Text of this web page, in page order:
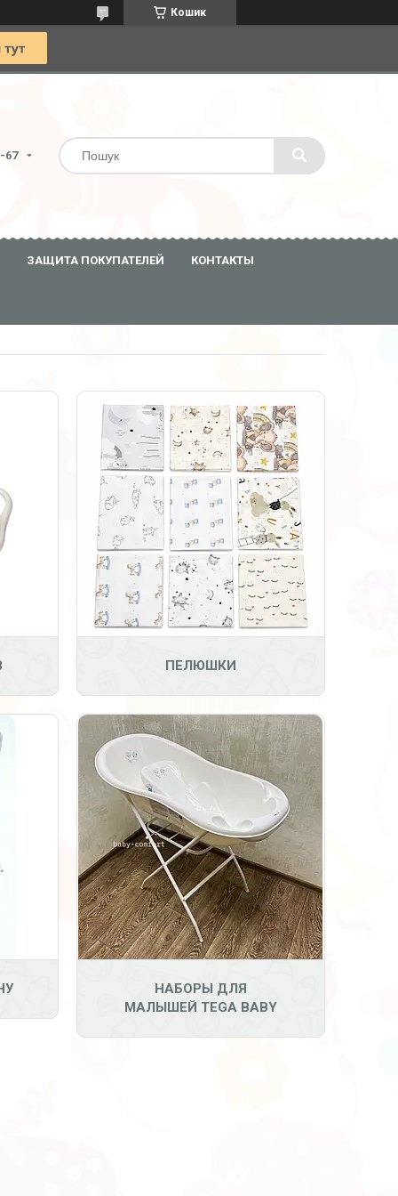
Кошик
67
ЗАЩИТА ПОКУПАТЕЛЕЙ КОНТАКТЫ
ПЕЛЮШКИ
20
НАБОРЫ ДЛЯ
МАЛЫШЕЙ TEGA BABY